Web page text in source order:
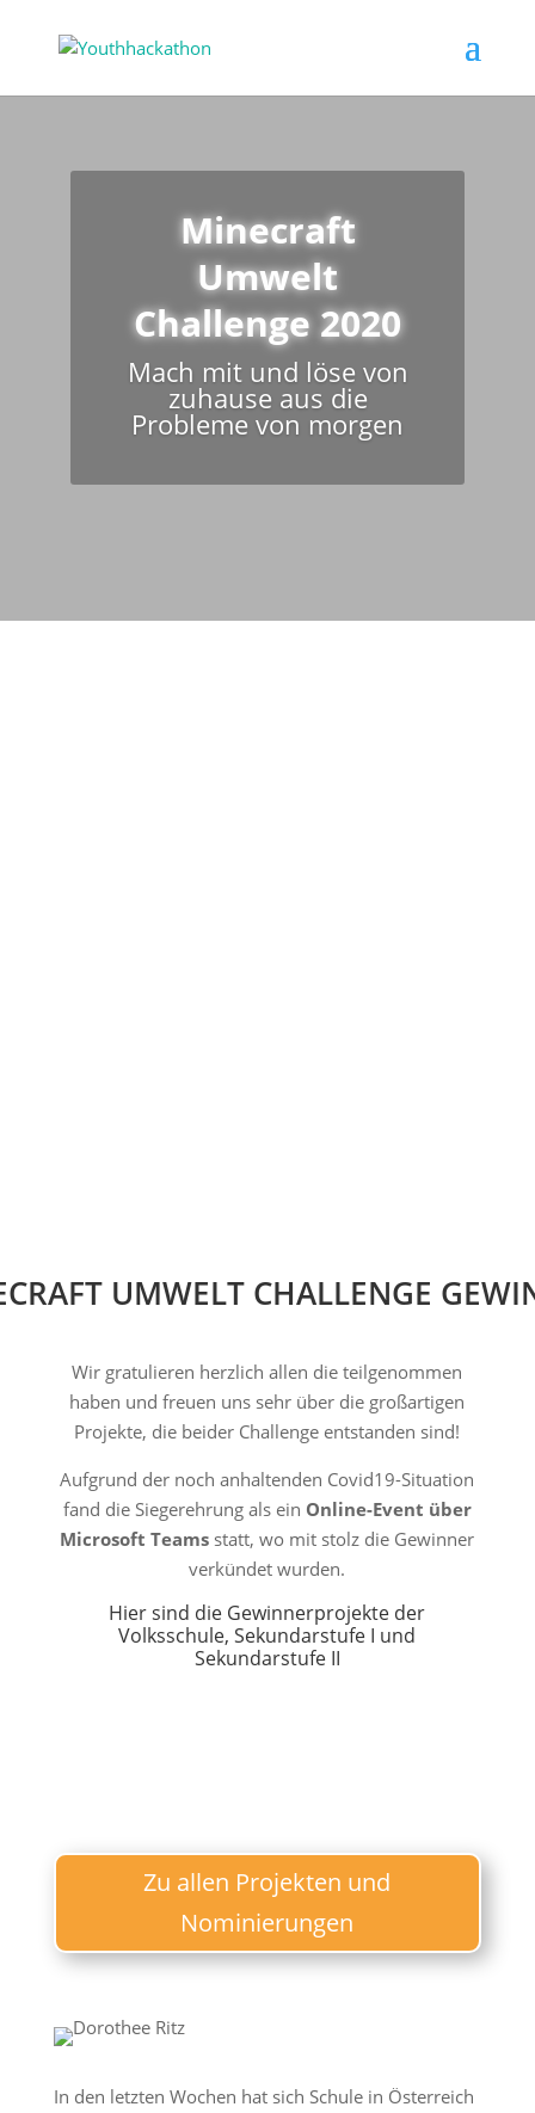
Minecraft
Umwelt
Challenge 2020
Mach mit und löse von
zuhause aus die
Probleme von morgen
UMWELT CHALLENGE
Wir gratulieren herzlich allen die teilgenommen
haben und freuen uns sehr über die großartigen
Projekte, die beider Challenge entstanden sind!
Aufgrund der noch anhaltenden Covid19-Situation
fand die Siegerehrung als ein Online-Event über
Microsoft Teams statt, wo mit stolz die Gewinner
verkündet wurden.
Hier sind die Gewinnerprojekte der
Volksschule, Sekundarstufe I und
Sekundarstufe II
Zu allen Projekten und
Nominierungen
In den letzten Wochen hat sich Schule in Österreich